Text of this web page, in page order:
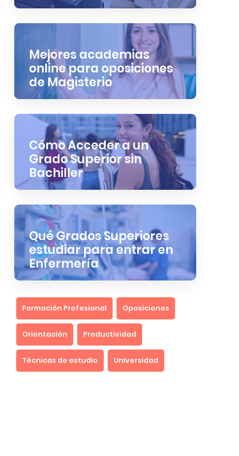
Mejores academias
online para oposiciones
de Magisterio
Cómo Acceder a un
Grado Superior sin
Bachiller
Qué Grados Superiores
estudiar para entrar en
Enfermería
Formación Profesional Oposiciones
Orientación Productividad
Técnicas de estudio Universidad